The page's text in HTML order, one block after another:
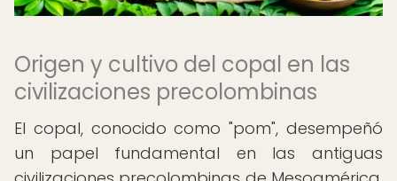
Origen y cultivo del copal en las
civilizaciones precolombinas
El copal, conocido como "pom", desempeñó
un papel fundamental en las antiguas